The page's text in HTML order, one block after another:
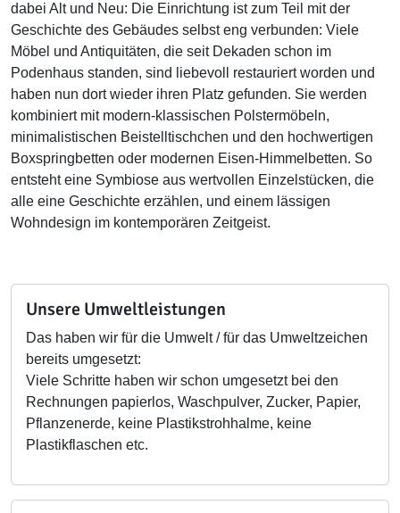
dabei Alt und Neu: Die Einrichtung ist zum Teil mit der
Geschichte des Gebäudes selbst eng verbunden: Viele
Möbel und Antiquitäten, die seit Dekaden schon im
Podenhaus standen, sind liebevoll restauriert worden und
haben nun dort wieder ihren Platz gefunden. Sie werden
kombiniert mit modern-klassischen Polstermöbeln,
minimalistischen Beistelltischchen und den hochwertigen
Boxspringbetten oder modernen Eisen-Himmelbetten. So
entsteht eine Symbiose aus wertvollen Einzelstücken, die
alle eine Geschichte erzählen, und einem lässigen
Wohndesign im kontemporären Zeitgeist.
Unsere Umweltleistungen
Das haben wir für die Umwelt / für das Umweltzeichen
bereits umgesetzt:
Viele Schritte haben wir schon umgesetzt bei den
Rechnungen papierlos, Waschpulver, Zucker, Papier,
Pflanzenerde, keine Plastikstrohhalme, keine
Plastikflaschen etc.